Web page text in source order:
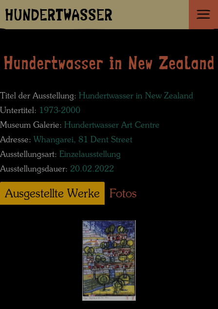
HUNDERTWASSER
Hundertwasser in New Zealand
Titel der Ausstellung: Hundertwasser in New Zealand
Untertitel: 1973-2000
Museum Galerie: Hundertwasser Art Centre
Adresse: Whangarei, 81 Dent Street
Ausstellungsart: Einzelausstellung
Ausstellungsdauer: 20.02.2022
Ausgestellte Werke Fotos